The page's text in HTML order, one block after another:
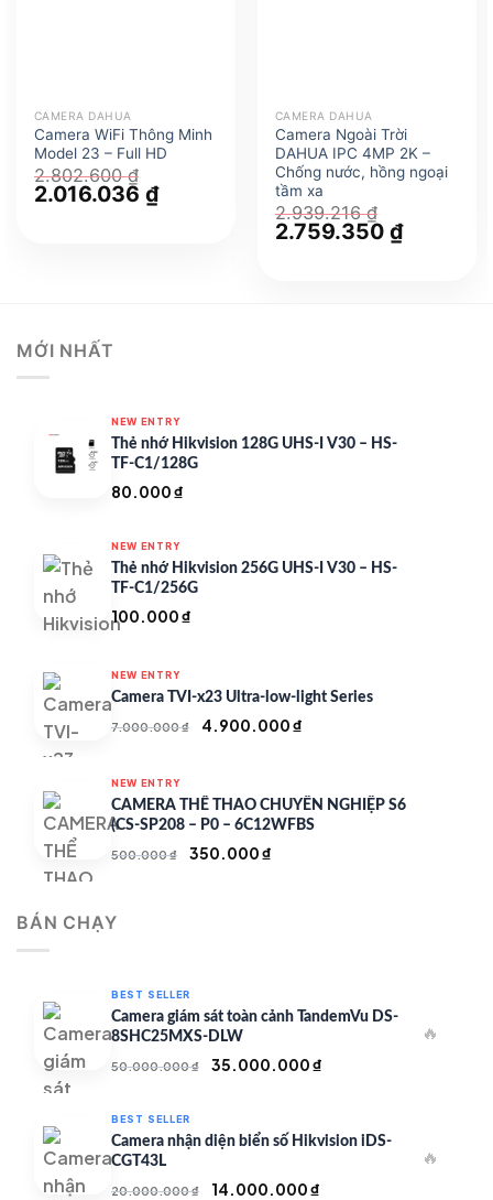
CAMERA DAHUA
Camera WiFi Thông Minh
Model 23 – Full HD
2.802.600₫
Giá
gốc
2.016.036 ₫Giá
hiện
CAMERA DAHUA
Camera Ngoài Trời
DAHUA IPC 4MP 2K –
Chống nước, hồng ngoại
tầm xa
2.939.216₫
Giá
2.759.350 ₫Giá
hiện
MỚI NHẤT
NEW ENTRY
Thẻ nhớ Hikvision 128G UHS-I V30 – HS-
TF-C1/128G
80.000₫
NEW ENTRY
Thẻ nhớ Hikvision 256G UHS-I V30 – HS-
TF-C1/256G
100.000₫
NEW ENTRY
Camera TVI-x23 Ultra-low-light Series
7.000.000₫
Giá
7.000.000 ₫.
4.900.000₫
là:
4.900.000 ₫.
NEW ENTRY
CAMERA THỂ THAO CHUYÊN NGHIỆP S6
(CS-SP208 – P0 – 6C12WFBS
500.000₫
Giá
350.000₫
BÁN CHẠY
BEST SELLER
Camera giám sát toàn cảnh TandemVu DS-
8SHC25MXS-DLW
50.000.000₫
Giá
50.000.000 ₫.
35.000.000₫
là:
35.000.000 ₫.
🔥
BEST SELLER
Camera nhận diện biển số Hikvision iDS-
CGT43L
20.000.000₫
Giá
14.000.000₫
🔥